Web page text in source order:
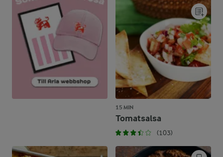
15 MIN
Tomatsalsa
(103)